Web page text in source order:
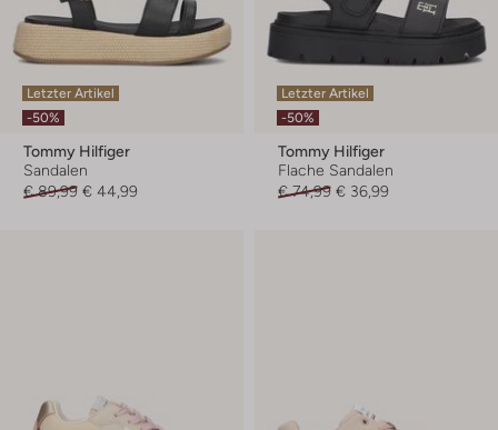
Letzter Artikel
-50%
Tommy Hilfiger
Sandalen
€ 89,99 € 44,99
Letzter Artikel
-50%
Tommy Hilfiger
Flache Sandalen
€ 74,99 € 36,99